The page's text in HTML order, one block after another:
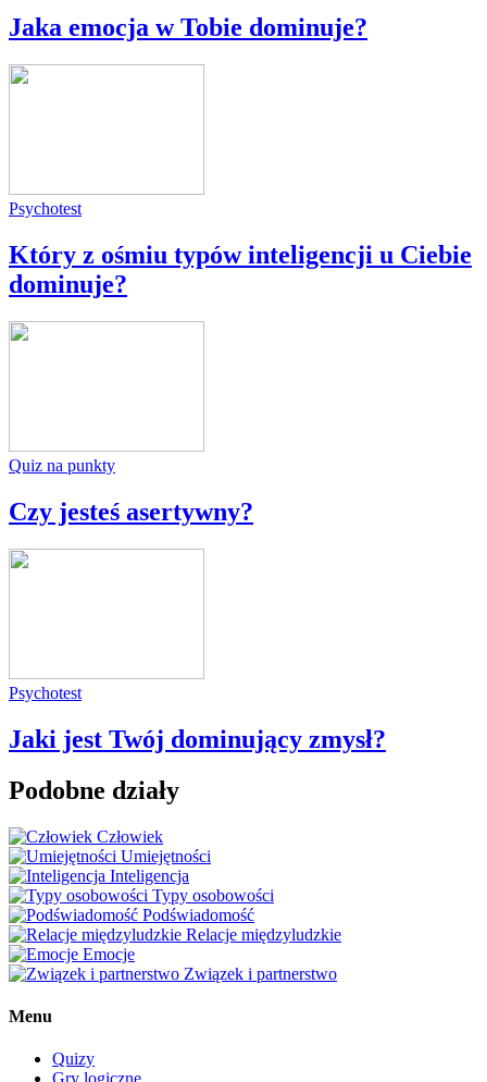
Jaka emocja w Tobie dominuje?
Psychotest
Który z ośmiu typów inteligencji u Ciebie
dominuje?
Quiz na punkty
Czy jesteś asertywny?
Psychotest
Jaki jest Twój dominujący zmysł?
Podobne działy
Człowiek
Umiejętności
Inteligencja
Typy osobowości
Podświadomość
Relacje międzyludzkie
Emocje
Związek i partnerstwo
Menu
Quizy